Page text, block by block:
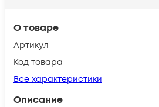
О товаре
Артикул
Код товара
Все характеристики
Описание